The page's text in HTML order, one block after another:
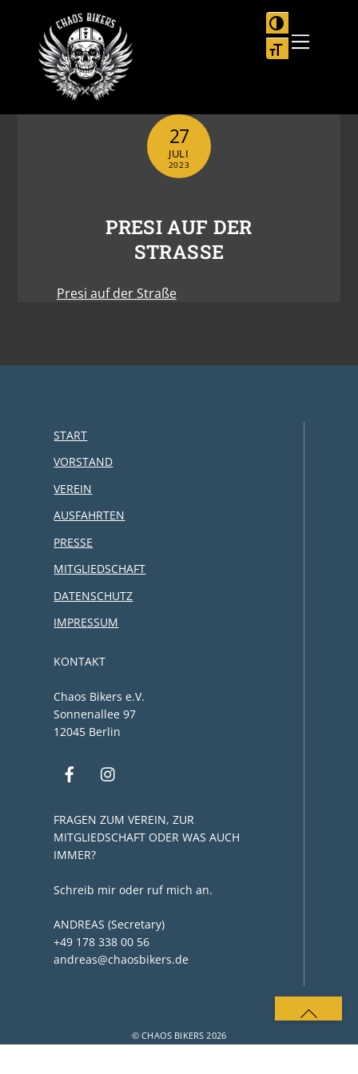
content
Menu
SCHRIFT
27
JULI
2023
PRESI AUF DER
STRASSE
Presi auf der Straße
BACK
TO
TOP
START
VORSTAND
VEREIN
AUSFAHRTEN
PRESSE
MITGLIEDSCHAFT
DATENSCHUTZ
IMPRESSUM
KONTAKT
Chaos Bikers e.V.
Sonnenallee 97
12045 Berlin
FRAGEN ZUM VEREIN, ZUR
MITGLIEDSCHAFT ODER WAS AUCH
IMMER?
Schreib mir oder ruf mich an.
ANDREAS (Secretary)
+49 178 338 00 56
andreas@chaosbikers.de
© CHAOS BIKERS 2026